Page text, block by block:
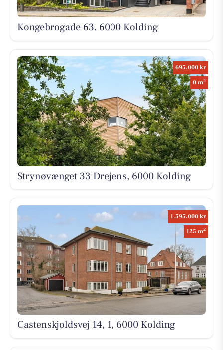
Kongebrogade 63, 6000 Kolding
695.000 kr
0 m2
Strynøvænget 33 Drejens, 6000 Kolding
1.595.000 kr
125 m2
Castenskjoldsvej 14, 1, 6000 Kolding